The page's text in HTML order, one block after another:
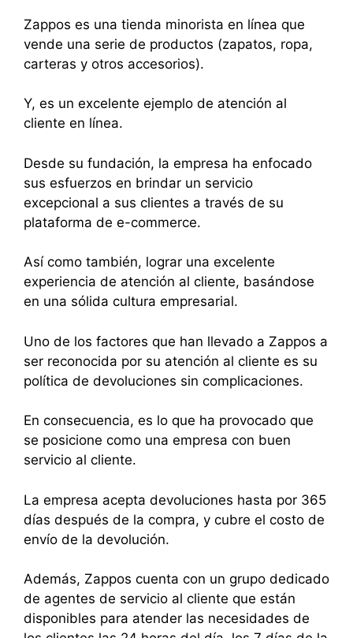
Zappos es una tienda minorista en línea que
vende una serie de productos (zapatos, ropa,
carteras y otros accesorios).
Y, es un excelente ejemplo de atención al
cliente en línea.
Desde su fundación, la empresa ha enfocado
sus esfuerzos en brindar un servicio
excepcional a sus clientes a través de su
plataforma de e-commerce.
Así como también, lograr una excelente
experiencia de atención al cliente, basándose
en una sólida cultura empresarial.
Uno de los factores que han llevado a Zappos a
ser reconocida por su atención al cliente es su
política de devoluciones sin complicaciones.
En consecuencia, es lo que ha provocado que
se posicione como una empresa con buen
servicio al cliente.
La empresa acepta devoluciones hasta por 365
días después de la compra, y cubre el costo de
envío de la devolución.
Además, Zappos cuenta con un grupo dedicado
de agentes de servicio al cliente que están
disponibles para atender las necesidades de